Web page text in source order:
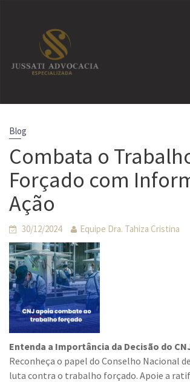
Blog
Combata o
Forçado com
Ação
30/12/2024 Equipe Dra. Tahiza Cristina
Entenda a Importância da Decisão do
Reconheça o papel do Conselho Nacional
luta contra o trabalho forçado. Apoie a